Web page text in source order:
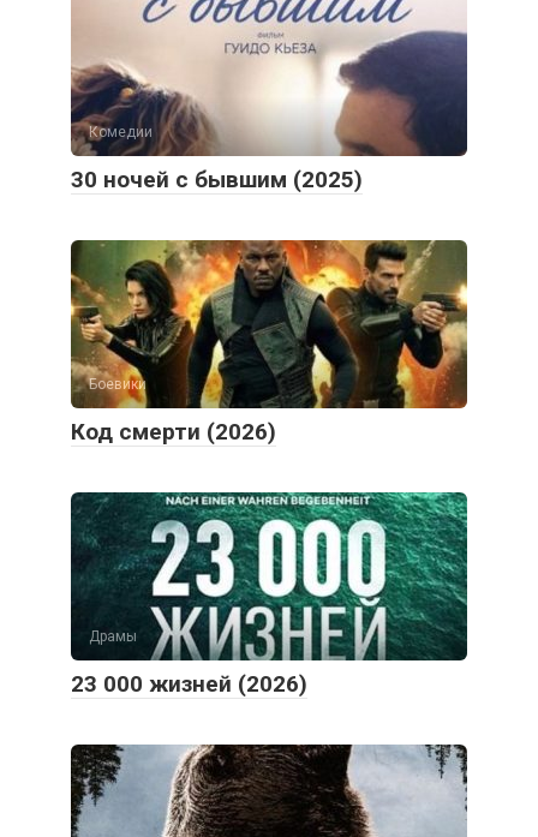
Комедии
30 ночей с бывшим (2025)
Боевики
Код смерти (2026)
Драмы
23 000 жизней (2026)